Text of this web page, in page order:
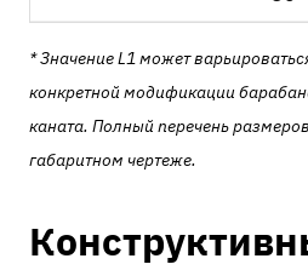
* Значение L1 может
конкретной модификации
каната. Полный перечень
габаритном чертеже.